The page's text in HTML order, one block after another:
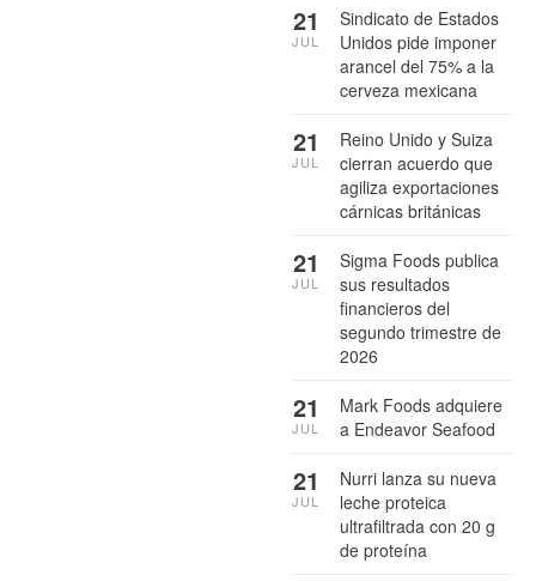
Sindicato de Estados
Unidos pide imponer
arancel del 75% a la
cerveza mexicana
21
JUL
Reino Unido y Suiza
cierran acuerdo que
agiliza exportaciones
cárnicas británicas
21
JUL
Sigma Foods publica
sus resultados
financieros del
segundo trimestre de
2026
21
JUL
Mark Foods adquiere
a Endeavor Seafood
21
JUL
Nurri lanza su nueva
leche proteica
ultrafiltrada con 20 g
de proteína
21
JUL